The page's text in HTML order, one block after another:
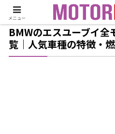
BMWのエスユーブイ全
覧｜人気車種の特徴・
メニュー